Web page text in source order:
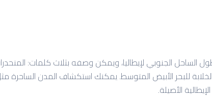
الجنوبي لإيطاليا، ويمكن وصفه بثلاث كلمات:
للبحر الأبيض المتوسط. يمكنك استكشاف المدن الساحرة
الأصيلة.